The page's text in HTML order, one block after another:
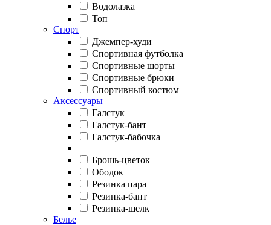
Водолазка
Топ
Спорт
Джемпер-худи
Спортивная футболка
Спортивные шорты
Спортивные брюки
Спортивный костюм
Аксессуары
Галстук
Галстук-бант
Галстук-бабочка
Брошь-цветок
Ободок
Резинка пара
Резинка-бант
Резинка-шелк
Белье